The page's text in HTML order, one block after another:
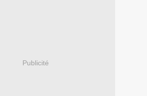
Publicité